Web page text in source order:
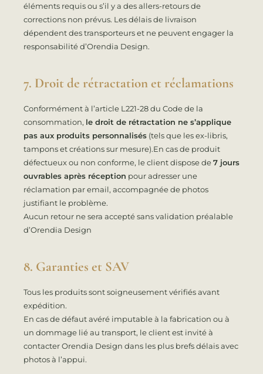
éléments requis ou s’il y a des allers-retours de
corrections non prévus. Les délais de livraison
dépendent des transporteurs et ne peuvent engager la
responsabilité d’Orendia Design.
7. Droit de rétractation et réclamations
Conformément à l’article L221-28 du Code de la
consommation, le droit de rétractation ne s’applique
pas aux produits personnalisés (tels que les ex-libris,
tampons et créations sur mesure).En cas de produit
défectueux ou non conforme, le client dispose de7 jours
ouvrables après réception pour adresser une
réclamation par email, accompagnée de photos
justifiant le problème.
Aucun retour ne sera accepté sans validation préalable
d’Orendia Design
8. Garanties et SAV
Tous les produits sont soigneusement vérifiés avant
expédition.
En cas de défaut avéré imputable à la fabrication ou à
un dommage lié au transport, le client est invité à
contacter Orendia Design dans les plus brefs délais avec
photos à l’appui.